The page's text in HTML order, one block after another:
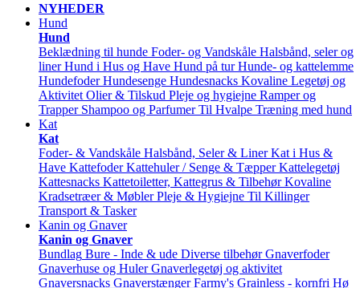
NYHEDER
Hund
Hund
Beklædning til hunde Foder- og Vandskåle Halsbånd, seler og
liner Hund i Hus og Have Hund på tur Hunde- og kattelemme
Hundefoder Hundesenge Hundesnacks Kovaline Legetøj og
Aktivitet Olier & Tilskud Pleje og hygiejne Ramper og
Trapper Shampoo og Parfumer Til Hvalpe Træning med hund
Kat
Kat
Foder- & Vandskåle Halsbånd, Seler & Liner Kat i Hus &
Have Kattefoder Kattehuler / Senge & Tæpper Kattelegetøj
Kattesnacks Kattetoiletter, Kattegrus & Tilbehør Kovaline
Kradsetræer & Møbler Pleje & Hygiejne Til Killinger
Transport & Tasker
Kanin og Gnaver
Kanin og Gnaver
Bundlag Bure - Inde & ude Diverse tilbehør Gnaverfoder
Gnaverhuse og Huler Gnaverlegetøj og aktivitet
Gnaversnacks Gnaverstænger Farmy's Grainless - kornfri Hø